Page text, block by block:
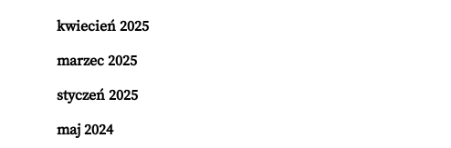
kwiecień 2025
marzec 2025
styczeń 2025
maj 2024